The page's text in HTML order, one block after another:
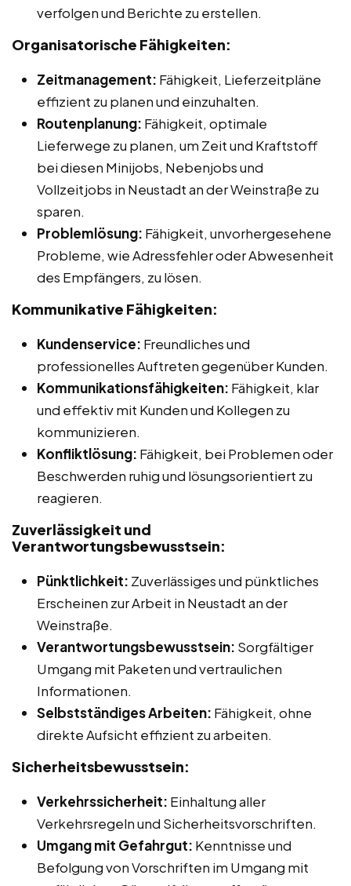
verfolgen und Berichte zu erstellen.
Organisatorische Fähigkeiten:
Zeitmanagement: Fähigkeit, Lieferzeitpläne
effizient zu planen und einzuhalten.
Routenplanung: Fähigkeit, optimale
Lieferwege zu planen, um Zeit und Kraftstoff
bei diesen Minijobs, Nebenjobs und
Vollzeitjobs in Neustadt an der Weinstraße zu
sparen.
Problemlösung: Fähigkeit, unvorhergesehene
Probleme, wie Adressfehler oder Abwesenheit
des Empfängers, zu lösen.
Kommunikative Fähigkeiten:
Kundenservice: Freundliches und
professionelles Auftreten gegenüber Kunden.
Kommunikationsfähigkeiten: Fähigkeit, klar
und effektiv mit Kunden und Kollegen zu
kommunizieren.
Konfliktlösung: Fähigkeit, bei Problemen oder
Beschwerden ruhig und lösungsorientiert zu
reagieren.
Zuverlässigkeit und
Verantwortungsbewusstsein:
Pünktlichkeit: Zuverlässiges und pünktliches
Erscheinen zur Arbeit in Neustadt an der
Weinstraße.
Verantwortungsbewusstsein: Sorgfältiger
Umgang mit Paketen und vertraulichen
Informationen.
Selbstständiges Arbeiten: Fähigkeit, ohne
direkte Aufsicht effizient zu arbeiten.
Sicherheitsbewusstsein:
Verkehrssicherheit: Einhaltung aller
Verkehrsregeln und Sicherheitsvorschriften.
Umgang mit Gefahrgut: Kenntnisse und
Befolgung von Vorschriften im Umgang mit